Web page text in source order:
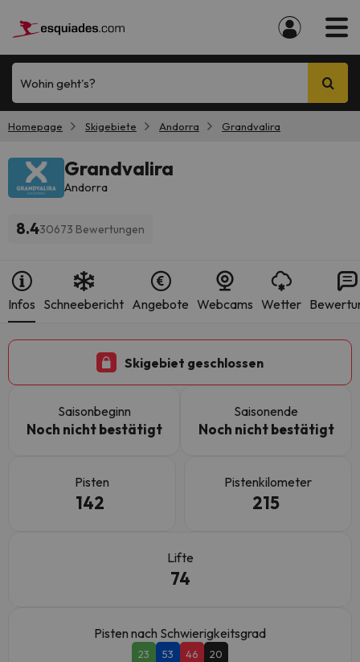
Wohin geht's?
Homepage Skigebiete Andorra Grandvalira
Grandvalira
Andorra
8.430673 Bewertungen
Infos Schneebericht Angebote Webcams Wetter
Skigebiet geschlossen
Saisonbeginn
Noch nicht bestätigt
Saisonende
Noch nicht bestätigt
Pisten
142
Pistenkilometer
215
Lifte
74
Pisten nach Schwierigkeitsgrad
23 53 46 20